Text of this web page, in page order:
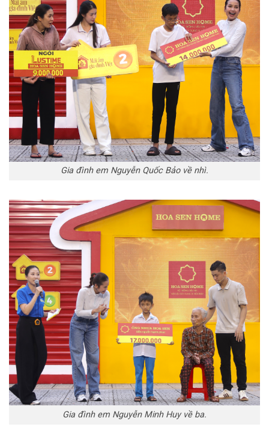
Gia đình em Nguyễn Quốc Bảo về nhì.
Gia đình em Nguyễn Minh Huy về ba.